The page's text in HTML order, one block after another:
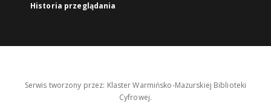
Historia przeglądania
Serwis tworzony przez: Klaster Warmińsko-Mazurskiej Biblioteki
Cyfrowej.